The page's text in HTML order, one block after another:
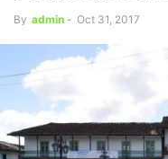
By admin - Oct 31, 2017